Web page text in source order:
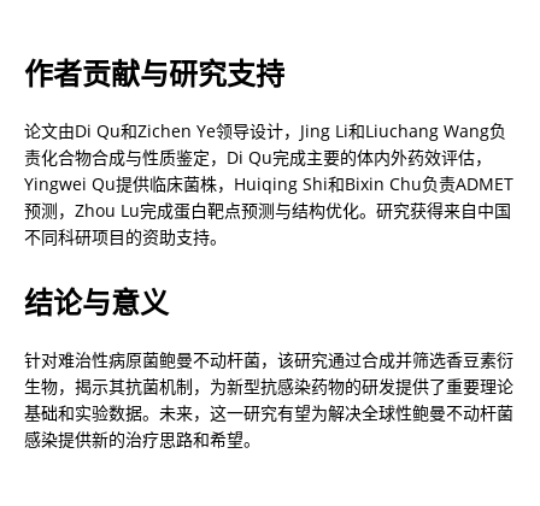
作者贡献与研究支持
论文由Di Qu和Zichen Ye领导设计，Jing Li和Liuchang Wang负
责化合物合成与性质鉴定，Di Qu完成主要的体内外药效评估，
Yingwei Qu提供临床菌株，Huiqing Shi和Bixin Chu负责ADMET
预测，Zhou Lu完成蛋白靶点预测与结构优化。研究获得来自中国
不同科研项目的资助支持。
结论与意义
针对难治性病原菌鲍曼不动杆菌，该研究通过合成并筛选香豆素衍
生物，揭示其抗菌机制，为新型抗感染药物的研发提供了重要理论
基础和实验数据。未来，这一研究有望为解决全球性鲍曼不动杆菌
感染提供新的治疗思路和希望。